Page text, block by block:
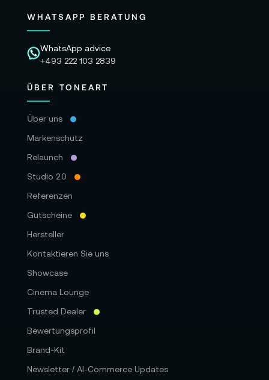
WHATSAPP BERATUNG
WhatsApp advice
+493 222 103 2839
ÜBER TONEART
Über uns
Markenschutz
Relaunch
Studio 2.0
Referenzen
Gutscheine
Hersteller
Kontaktieren Sie uns
Showcase
Cinema Lounge
Trusted Dealer
Bewertungsprofil
Brand-Kit
Newsletter / AI-Commerce Updates